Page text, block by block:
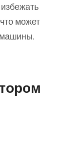
может
машины.